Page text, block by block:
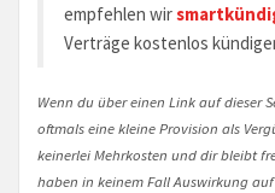
empfehlen wir
Verträge kostenlos
Wenn du über einen Link auf dieser
oftmals eine kleine Provision als
keinerlei Mehrkosten und dir bleibt
haben in keinem Fall Auswirkung